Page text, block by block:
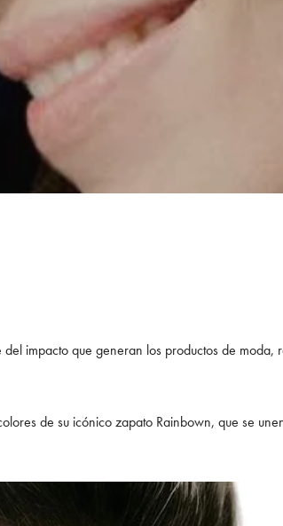
impacto que generan los productos de moda,
de su icónico zapato Rainbown, que se